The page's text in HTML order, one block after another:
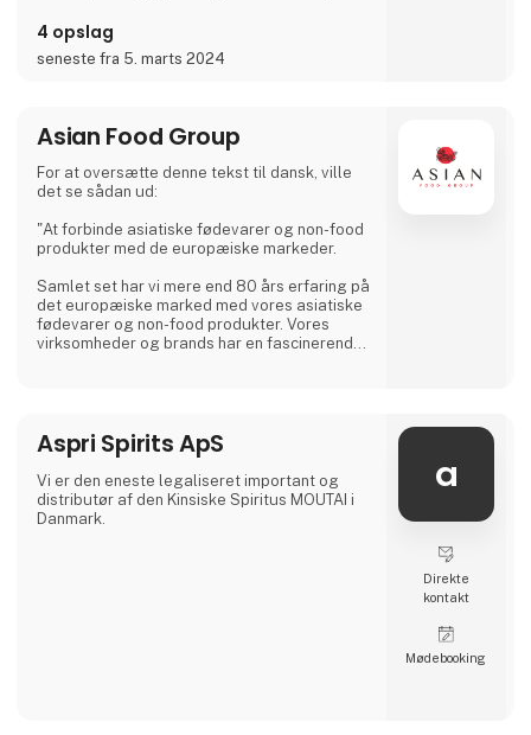
De fine dråber af ARENSBAK er udformet af
sommelier Emilie Øst-Jacobsen og
gastrofysiker Bram Kerkhof.
4 opslag
seneste fra 5. marts 2024
Asian Food Group
For at oversætte denne tekst til dansk, ville
det se sådan ud:
"At forbinde asiatiske fødevarer og non-food
produkter med de europæiske markeder.
Samlet set har vi mere end 80 års erfaring på
det europæiske marked med vores asiatiske
fødevarer og non-food produkter. Vores
virksomheder og brands har en fascinerende
rækkevidde. Gennem strategisk samarbejde
tilbyder Asian Food Group det mest
komplette produktsortiment fra Asien. Vi
samarbejder med store og små leverandører
fra lande som Vietnam, Kina, Indonesien, Tha
Aspri Spirits ApS
Vi er den eneste legaliseret important og
distributør af den Kinsiske Spiritus MOUTAI i
Danmark.
a
Direkte
kontakt
Møde­booking